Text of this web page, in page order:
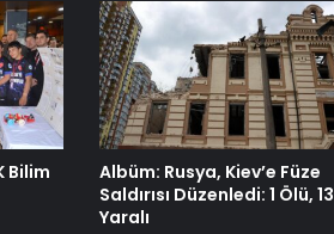
Bilim
Albüm: Rusya, Kiev’e Füze
Saldırısı Düzenledi: 1 Ölü, 13
Yaralı